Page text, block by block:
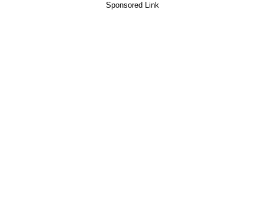
Sponsored Link